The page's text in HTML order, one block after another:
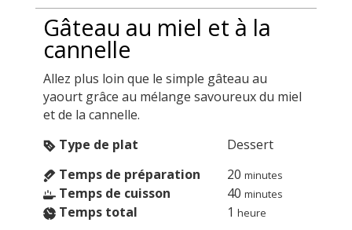
Gâteau au miel et à la
cannelle
Allez plus loin que le simple gâteau au
yaourt grâce au mélange savoureux du miel
et de la cannelle.
Type de plat
Dessert
Temps de préparation
20 minutes
Temps de cuisson 40 minutes
Temps total 1 heure